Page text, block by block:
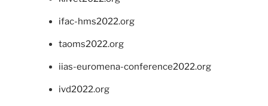
ifac-hms2022.org
taoms2022.org
iias-euromena-conference2022.org
ivd2022.org